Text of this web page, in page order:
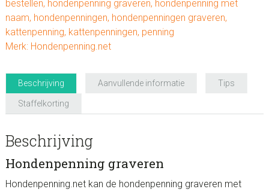
bestellen, hondenpenning graveren, hondenpenning met
naam, hondenpenningen, hondenpenningen graveren,
kattenpenning, kattenpenningen, penning
Merk: Hondenpenning.net
Beschrijving Aanvullende informatie Tips
Staffelkorting
Beschrijving
Hondenpenning graveren
Hondenpenning.net kan de hondenpenning graveren met